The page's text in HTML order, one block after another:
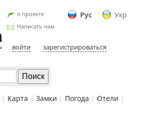
Рус Укр
о проекте
Написать нам
войти зарегистрироваться
| Карта | Замки | Погода | Отели |